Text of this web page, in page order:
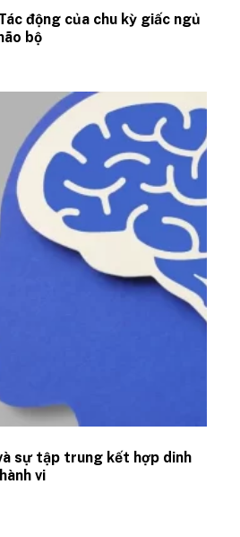
động của chu kỳ giấc ngủ
bộ
sự tập trung kết hợp dinh
vi